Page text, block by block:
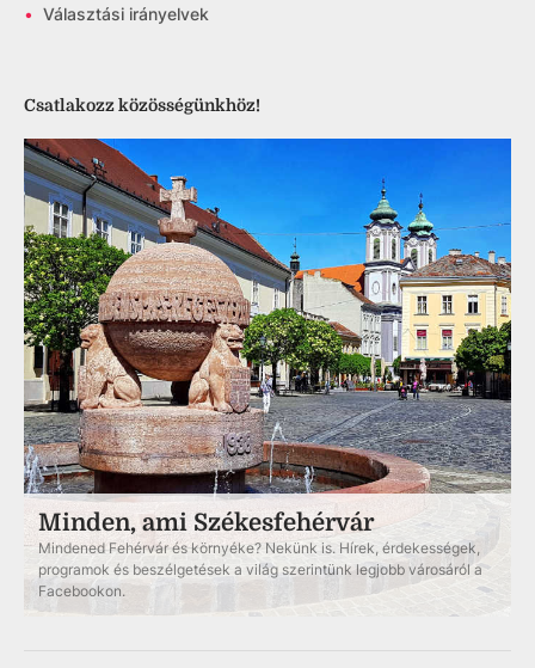
• Választási irányelvek
Csatlakozz közösségünkhöz!
Minden, ami Székesfehérvár
Mindened Fehérvár és környéke? Nekünk is. Hírek, érdekességek,
programok és beszélgetések a világ szerintünk legjobb városáról a
Facebookon.